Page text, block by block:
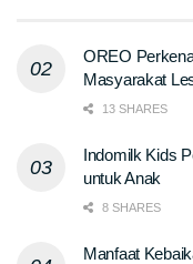
OREO
Masyarakat
13 SHARES
Indomilk Kids
untuk Anak
8 SHARES
Manfaat